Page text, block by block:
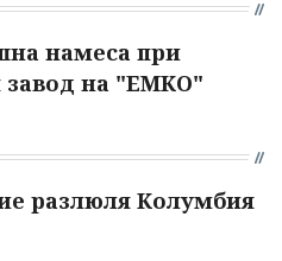
намеса при
завод на "ЕМКО"
разлюля Колумбия